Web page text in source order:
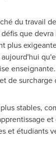
du travail
que
plus
de
stables,
et étudiants